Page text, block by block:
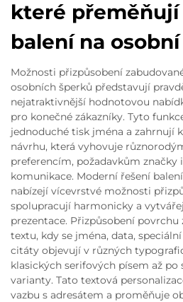
které
balení na
Možnosti přizpůsobení
osobních šperků představují
nejatraktivnější hodnotovou
pro konečné zákazníky. Tyto
jednoduché tisk jména a zahrnují
návrhu, která vyhovuje
preferencím, požadavkům
komunikace. Moderní řešení
nabízejí vícevrstvé možnosti
spolupracují harmonicky a
prezentace. Přizpůsobení povrchu
textu, kdy se jména, data,
citáty objevují v různých
klasických serifových písem až po
varianty. Tato textová
vazbu s adresátem a proměňuje